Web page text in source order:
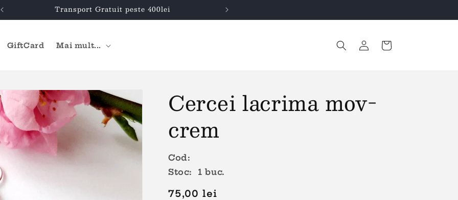
Transport Gratuit peste 400lei
GiftCard Mai mult...
vă
Coș
Cercei lacrima mov-
crem
Cod:
Stoc: 1 buc.
Preț
75,00 lei